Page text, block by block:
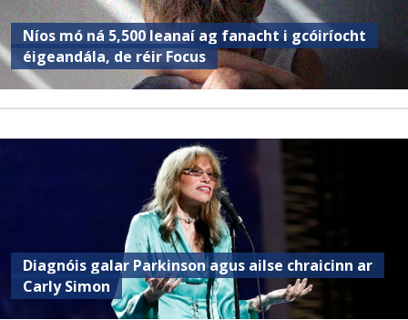
Níos mó ná 5,500 leanaí ag fanacht i gcóiríocht
éigeandála, de réir Focus
Diagnóis galar Parkinson agus ailse chraicinn ar
Carly Simon